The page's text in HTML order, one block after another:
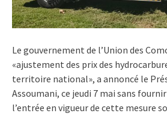
Le gouvernement de l’Union des
«ajustement des prix des
territoire national», a annoncé le
Assoumani, ce jeudi 7 mai sans
l’entrée en vigueur de cette mesure